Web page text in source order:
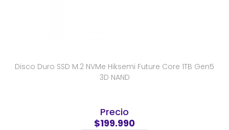
Disco Duro SSD M.2 NVMe Hiksemi Future Core 1TB Gen5
3D NAND
Precio
$199.990